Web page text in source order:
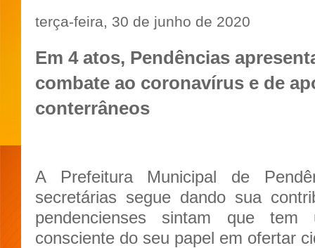
terça-feira, 30 de junho de 2020
Em 4 atos, Pendências
combate ao coronavírus e de
conterrâneos
A Prefeitura Municipal de
secretárias segue dando sua
pendencienses sintam que
consciente do seu papel em ofertar